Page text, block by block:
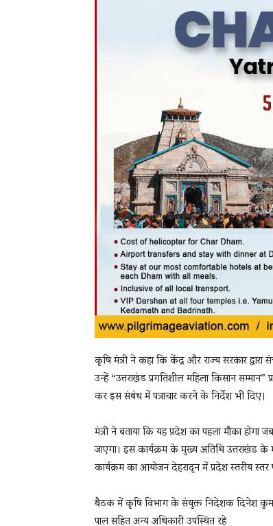
कृषि मंत्री ने कहा कि केंद्र और राज्य सरकार
उन्हें “उत्तराखंड प्रगतिशील महिला किसान
कर इस संबंध में पत्राचार करने के निर्देश भी दिए।
मंत्री ने बताया कि यह प्रदेश का पहला मौका होगा
जाएगा। इस कार्यक्रम के मुख्य अतिथि उत्तराखंड के
कार्यक्रम का आयोजन देहरादून में प्रदेश स्तरीय स्तर
बैठक में कृषि विभाग के संयुक्त निदेशक दिनेश
पाल सहित अन्य अधिकारी उपस्थित रहे